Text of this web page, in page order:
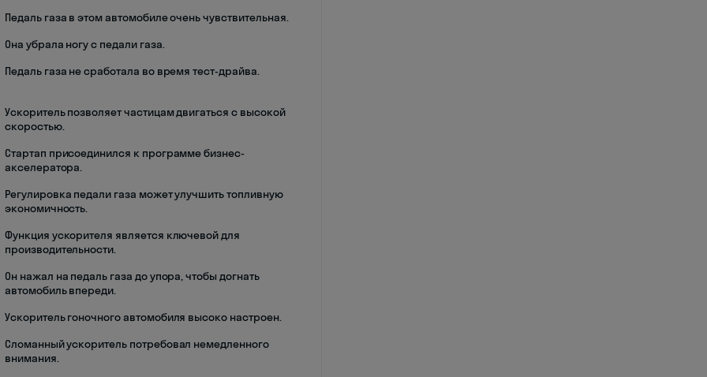
Педаль газа в этом автомобиле очень чувствительная.
Она убрала ногу с педали газа.
Педаль газа не сработала во время тест-драйва.
Ускоритель позволяет частицам двигаться с высокой
скоростью.
Стартап присоединился к программе бизнес-
акселератора.
Регулировка педали газа может улучшить топливную
экономичность.
Функция ускорителя является ключевой для
производительности.
Он нажал на педаль газа до упора, чтобы догнать
автомобиль впереди.
Ускоритель гоночного автомобиля высоко настроен.
Сломанный ускоритель потребовал немедленного
внимания.